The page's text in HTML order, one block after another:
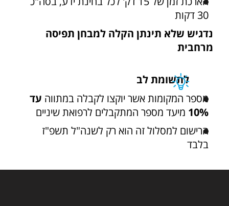
30 דקות
נדגיש שלא תינתן הקלה למבחן תפיסה
מרחבית
לתשומת לב
מספר המקומות אשר יוקצו לקבלה במתווה עד
10% מיעד מספר המתקבלים לרפואת שיניים
הרישום למסלול זה הוא רק לשנה"ל תשפ"ז
בלבד